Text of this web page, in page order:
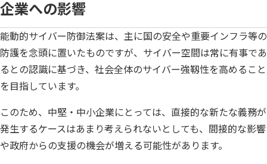
企業への影響
能動的サイバー防御法案は、主に国の安全や重要インフラ等の
防護を念頭に置いたものですが、サイバー空間は常に有事であ
るとの認識に基づき、社会全体のサイバー強靱性を高めること
を目指しています。
このため、中堅・中小企業にとっては、直接的な新たな義務が
発生するケースはあまり考えられないとしても、間接的な影響
や政府からの支援の機会が増える可能性があります。